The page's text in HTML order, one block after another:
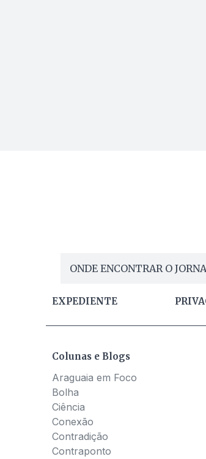
ONDE ENCONTRAR O
EXPEDIENTE
Colunas e Blogs
Araguaia em Foco
Bolha
Ciência
Conexão
Contradição
Contraponto